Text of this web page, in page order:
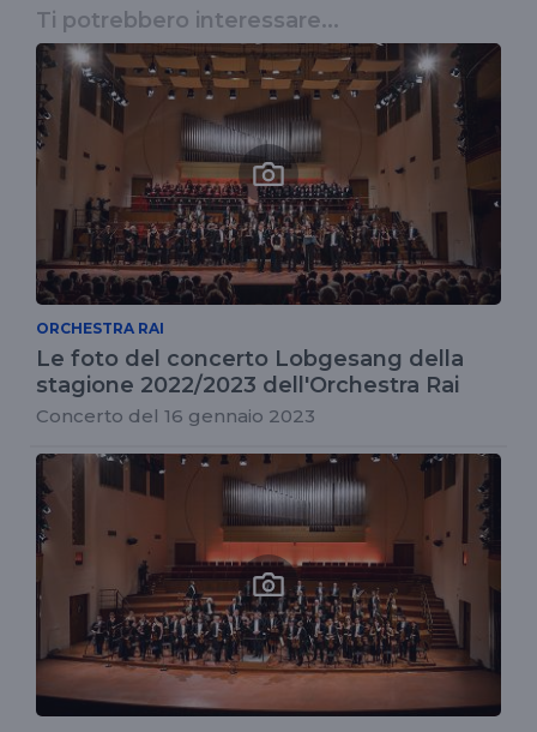
Ti potrebbero interessare...
ORCHESTRA RAI
Le foto del concerto Lobgesang della
stagione 2022/2023 dell'Orchestra Rai
Concerto del 16 gennaio 2023